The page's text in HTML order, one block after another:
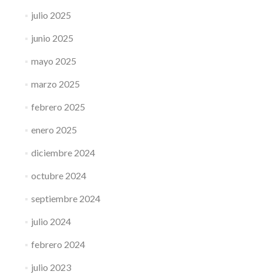
julio 2025
junio 2025
mayo 2025
marzo 2025
febrero 2025
enero 2025
diciembre 2024
octubre 2024
septiembre 2024
julio 2024
febrero 2024
julio 2023